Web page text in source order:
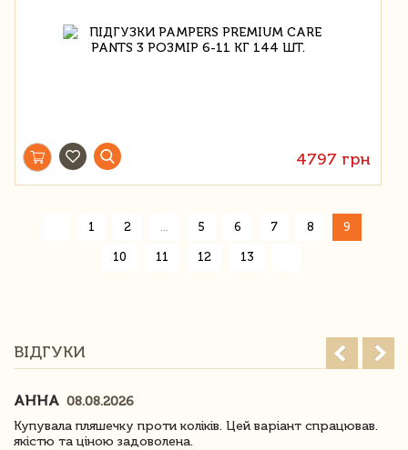
4797 грн
1 2 5 6 7 8 9
10 11 12 13
ВІДГУКИ
АННА 08.08.2026
Купувала пляшечку проти коліків. Цей варіант спрацював.
якістю та ціною задоволена.